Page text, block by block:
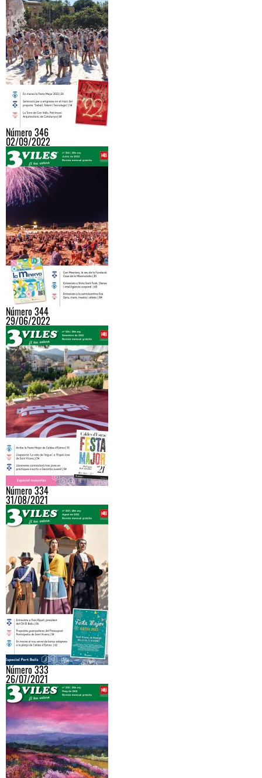
Número 346
02/09/2022
Número 344
29/06/2022
Número 334
31/08/2021
Número 333
26/07/2021